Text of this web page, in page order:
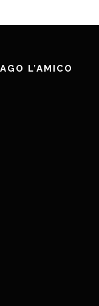
L’AMICO